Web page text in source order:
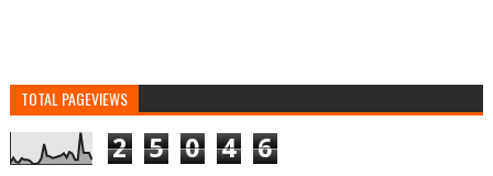
TOTAL PAGEVIEWS
2 5 0 4 6